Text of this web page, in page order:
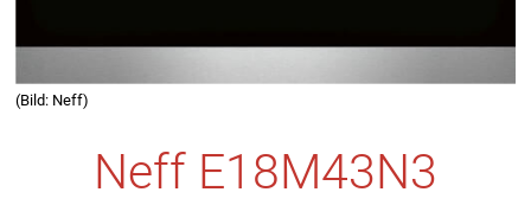
(Bild: Neff)
Neff E18M43N3